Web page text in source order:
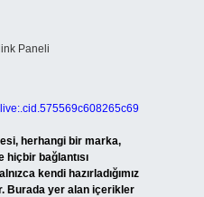
herhangi bir marka,
hiçbir bağlantısı
kendi hazırladığımız
Burada yer alan içerikler